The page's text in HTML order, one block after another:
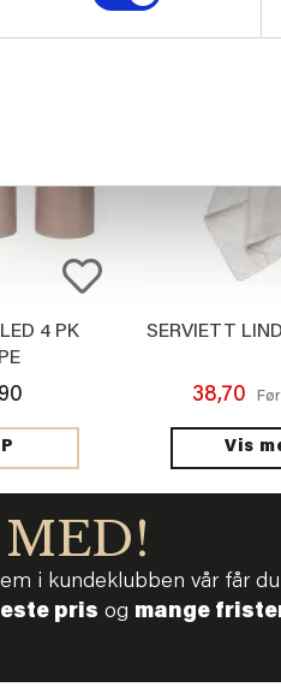
4 PK
SERVIETT
38,70 Før
Vis
i kundeklubben vår får du
pris og mange